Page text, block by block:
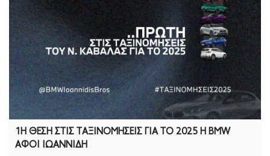
1Η ΘΕΣΗ ΣΤΙΣ ΤΑΞΙΝΟΜΗΣΕΙΣ ΓΙΑ ΤΟ 2025 Η BMW
ΑΦΟΙ ΙΩΑΝΝΙΔΗ